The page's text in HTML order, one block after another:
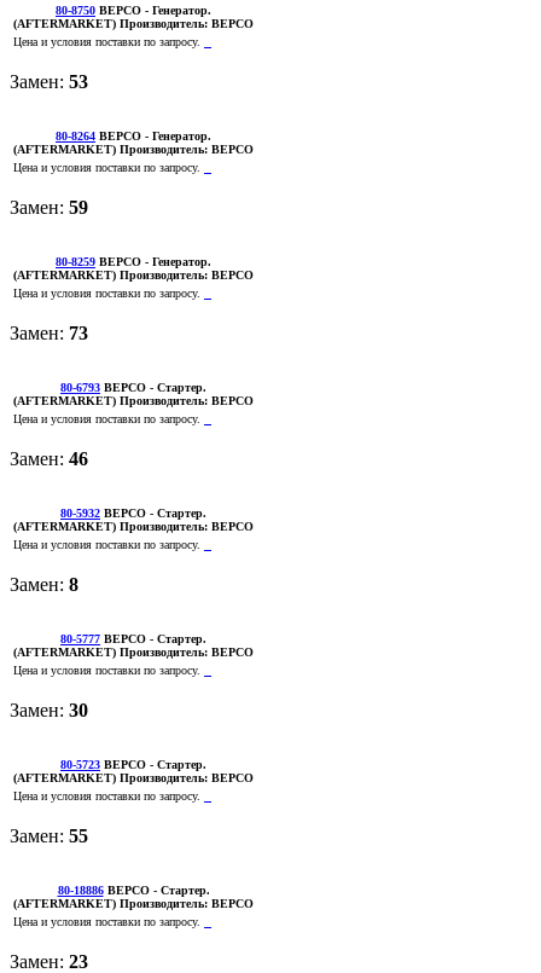
80-8750 BEPCO - Генератор.
(AFTERMARKET) Производитель: BEPCO
Цена и условия поставки по запросу.
Замен: 53
80-8264 BEPCO - Генератор.
(AFTERMARKET) Производитель: BEPCO
Цена и условия поставки по запросу.
Замен: 59
80-8259 BEPCO - Генератор.
(AFTERMARKET) Производитель: BEPCO
Цена и условия поставки по запросу.
Замен: 73
80-6793 BEPCO - Стартер.
(AFTERMARKET) Производитель: BEPCO
Цена и условия поставки по запросу.
Замен: 46
80-5932 BEPCO - Стартер.
(AFTERMARKET) Производитель: BEPCO
Цена и условия поставки по запросу.
Замен: 8
80-5777 BEPCO - Стартер.
(AFTERMARKET) Производитель: BEPCO
Цена и условия поставки по запросу.
Замен: 30
80-5723 BEPCO - Стартер.
(AFTERMARKET) Производитель: BEPCO
Цена и условия поставки по запросу.
Замен: 55
80-18886 BEPCO - Стартер.
(AFTERMARKET) Производитель: BEPCO
Цена и условия поставки по запросу.
Замен: 23